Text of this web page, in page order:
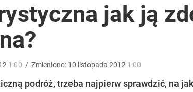
jak ją
1:00 / Zmieniono: 10 listopada 2012 1:00
podróż, trzeba najpierw sprawdzić, na